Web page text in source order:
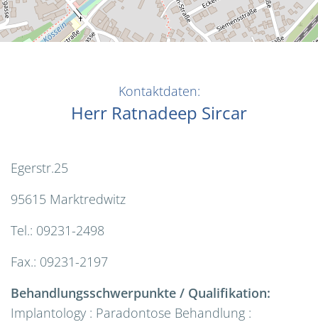
Kontaktdaten:
Herr Ratnadeep Sircar
Egerstr.25
95615 Marktredwitz
Tel.: 09231-2498
Fax.: 09231-2197
Behandlungsschwerpunkte / Qualifikation:
Implantology : Paradontose Behandlung :